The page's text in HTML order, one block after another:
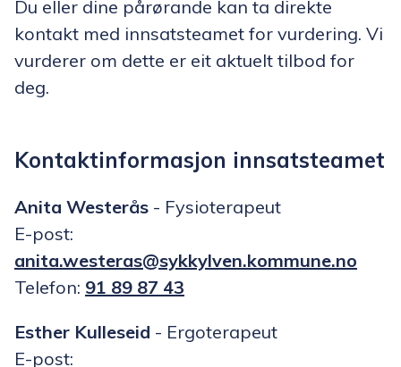
Du eller dine pårørande kan ta direkte
kontakt med innsatsteamet for vurdering. Vi
vurderer om dette er eit aktuelt tilbod for
deg.
Kontaktinformasjon innsatsteamet
Anita Westerås - Fysioterapeut
E-post:
anita.westeras@sykkylven.kommune.no
Telefon: 91 89 87 43
Esther Kulleseid - Ergoterapeut
E-post: